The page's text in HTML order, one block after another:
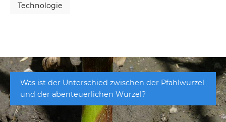
Technologie
Was ist der Unterschied zwischen der Pfahlwurzel
und der abenteuerlichen Wurzel?